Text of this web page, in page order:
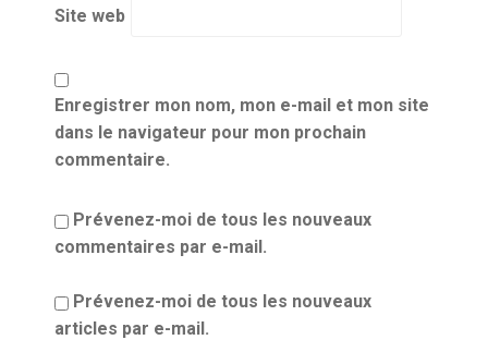
Site web
Enregistrer mon nom, mon e-mail et mon site
dans le navigateur pour mon prochain
commentaire.
Prévenez-moi de tous les nouveaux
commentaires par e-mail.
Prévenez-moi de tous les nouveaux
articles par e-mail.